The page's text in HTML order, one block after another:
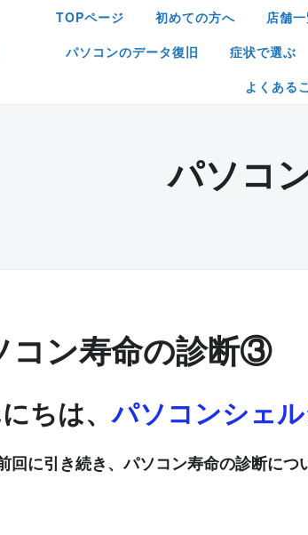
TOPページ 初めての方へ 店舗
パソコンのデータ復旧
症状で選ぶ
よくある
パソコ
コン寿命の診断③
ちは、パソコンシェ
回に引き続き、パソコン寿命の診断につ